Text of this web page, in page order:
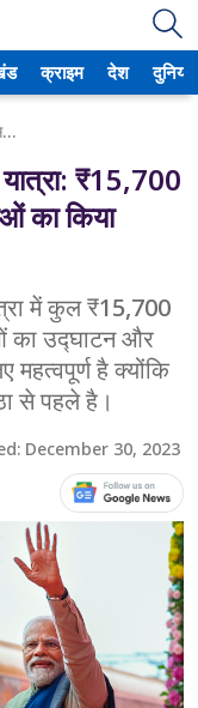
क्राइम देश दुनिया
पीएम मोदी की ऐतिहासिक अयोध्या यात्रा: ₹15,700 करोड़ की विकासात्मक परियोजनाओं का किया उद्घाटन
यात्रा: ₹15,700
का किया
में कुल ₹15,700
का उद्घाटन और
महत्वपूर्ण है क्योंकि
से पहले है।
December 30, 2023